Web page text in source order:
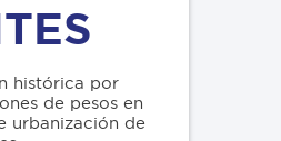
histórica por
de pesos en
urbanización de